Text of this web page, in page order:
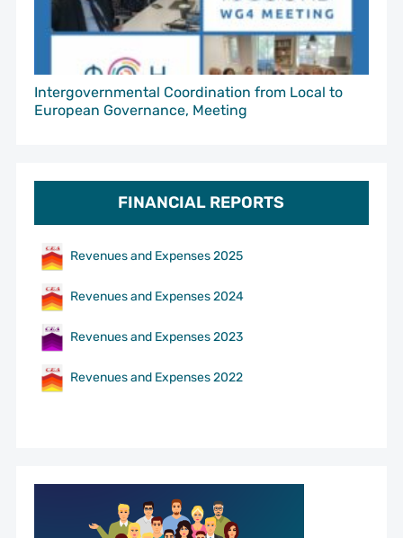
Intergovernmental Coordination from Local to
European Governance, Meeting
FINANCIAL REPORTS
Revenues and Expenses 2025
Revenues and Expenses 2024
Revenues and Expenses 2023
Revenues and Expenses 2022